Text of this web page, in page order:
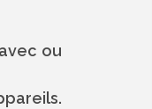
ou